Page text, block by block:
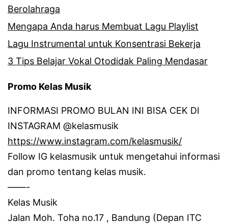
Berolahraga
Mengapa Anda harus Membuat Lagu Playlist
Lagu Instrumental untuk Konsentrasi Bekerja
3 Tips Belajar Vokal Otodidak Paling Mendasar
Promo Kelas Musik
INFORMASI PROMO BULAN INI BISA CEK DI
INSTAGRAM @kelasmusik
https://www.instagram.com/kelasmusik/
Follow IG kelasmusik untuk mengetahui informasi
dan promo tentang kelas musik.
——-
Kelas Musik
Jalan Moh. Toha no.17 , Bandung (Depan ITC